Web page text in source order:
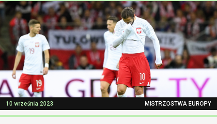
10 września 2023 MISTRZOSTWA EUROPY